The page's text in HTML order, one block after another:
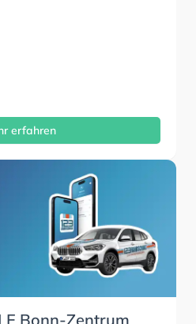
erfahren
Bonn-Zentrum